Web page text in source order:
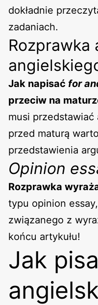
dokładnie
zadaniach.
Rozprawka
Jak napisać for
przeciw na
musi
przed maturą
przedstawienia
Opinion
Rozprawka
typu opinion
związanego z
końcu artykułu!
Jak